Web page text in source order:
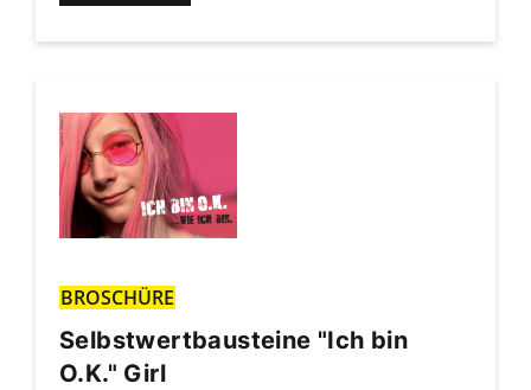
BROSCHÜRE
Selbstwertbausteine "Ich bin
O.K." Girl